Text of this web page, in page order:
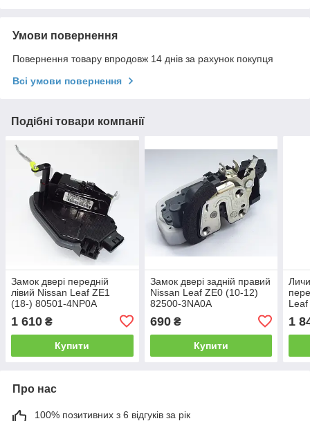
Умови повернення
Повернення товару впродовж 14 днів за рахунок покупця
Всі умови повернення
Подібні товари компанії
Замок двері передній
лівий Nissan Leaf ZE1
(18-) 80501-4NP0A
1 610 ₴
Купити
Замок двері задній правий
Nissan Leaf ZE0 (10-12)
82500-3NA0A
690₴
Купити
1
Про нас
100% позитивних з 6 відгуків за рік